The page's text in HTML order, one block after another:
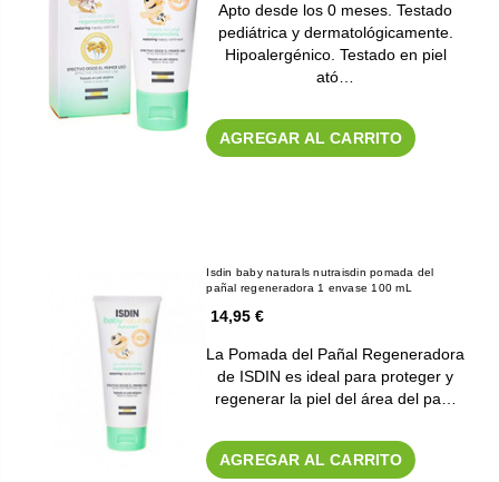
Apto desde los 0 meses. Testado
pediátrica y dermatológicamente.
Hipoalergénico. Testado en piel
ató…
AGREGAR AL CARRITO
Isdin baby naturals nutraisdin pomada del
pañal regeneradora 1 envase 100 mL
14,95 €
La Pomada del Pañal Regeneradora
de ISDIN es ideal para proteger y
regenerar la piel del área del pa…
AGREGAR AL CARRITO